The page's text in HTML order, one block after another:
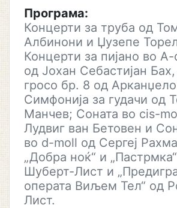
Програма:
Концерти за труба од
Албинони и Џузепе
Концерти за пијано во
од Јохан Себастијан
гросо бр. 8 од
Симфонија за гудачи од
Манчев; Соната во cis-
Лудвиг ван Бетовен и
во d-moll од Сергеј
„Добра ноќ“ и
Шуберт-Лист и
операта Виљем Тел“ од
Лист.